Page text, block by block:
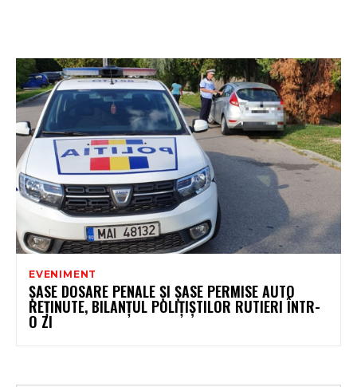
EVENIMENT
ŞASE DOSARE PENALE ŞI ŞASE PERMISE AUTO
REŢINUTE, BILANŢUL POLIŢIŞTILOR RUTIERI ÎNTR-
O ZI